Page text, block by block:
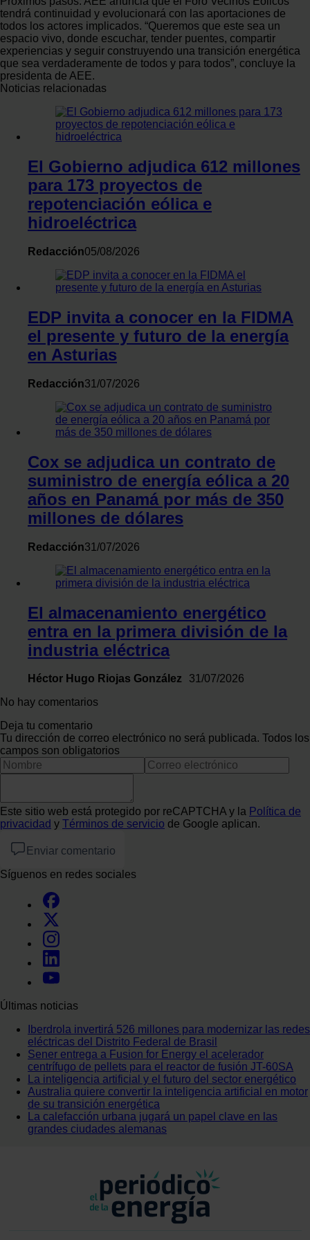
Obtenga más información sobre cómo se procesan sus
datos personales y establezca sus preferencias en la
sección de datos. Puede cambiar o retirar su
consentimiento en cualquier momento en la Declaración
de cookies.
Las cookies de este sitio web se usan para personalizar
el contenido y los anuncios, ofrecer funciones de redes
sociales y analizar el tráfico. Además, compartimos
nuestros partners de redes sociales, publicidad y análisis
web, quienes pueden combinarla con otra información
que les haya proporcionado o que hayan recopilado a
partir del uso que haya hecho de sus servicios.
tendrá continuidad y evolucionará con las aportaciones de
todos los actores implicados. “Queremos que este sea un
espacio vivo, donde escuchar, tender puentes, compartir
experiencias y seguir construyendo una transición energética
que sea verdaderamente de todos y para todos”, concluye la
presidenta de AEE.
Noticias relacionadas
El Gobierno adjudica 612 millones
para 173 proyectos de
repotenciación eólica e
hidroeléctrica
Redacción05/08/2026
EDP invita a conocer en la FIDMA
el presente y futuro de la energía
en Asturias
Redacción31/07/2026
Cox se adjudica un contrato de
suministro de energía eólica a 20
años en Panamá por más de 350
millones de dólares
Redacción31/07/2026
El almacenamiento energético
entra en la primera división de la
industria eléctrica
Héctor Hugo Riojas González 31/07/2026
No hay comentarios
Deja tu comentario
Tu dirección de correo electrónico no será publicada. Todos los
campos son obligatorios
Este sitio web está protegido por reCAPTCHA y la Política de
privacidad y Términos de servicio de Google aplican.
Enviar comentario
Síguenos en redes sociales
Últimas noticias
Iberdrola invertirá 526 millones para modernizar las redes
eléctricas del Distrito Federal de Brasil
Sener entrega a Fusion for Energy el acelerador
centrífugo de pellets para el reactor de fusión JT-60SA
La inteligencia artificial y el futuro del sector energético
Australia quiere convertir la inteligencia artificial en motor
de su transición energética
La calefacción urbana jugará un papel clave en las
grandes ciudades alemanas